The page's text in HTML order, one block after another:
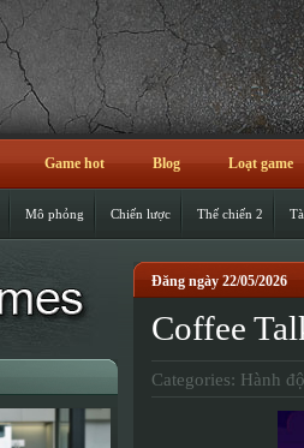
Game hot Blog Loạt game
Mô phỏng Chiến lược Thế chiến 2
Đăng ngày 22/05/2026
Coffee
Categories: Hành